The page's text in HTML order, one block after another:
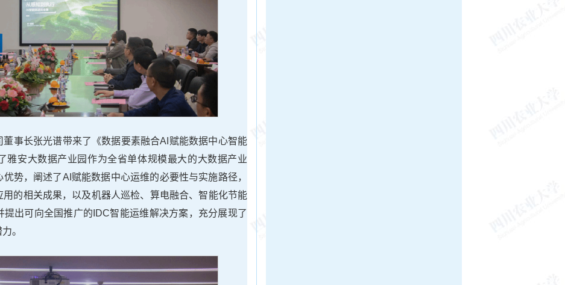
董事长张光谱带来了《数据要素融合AI赋能数据中心智能
雅安大数据产业园作为全省单体规模最大的大数据产业
势，阐述了AI赋能数据中心运维的必要性与实施路径，
的相关成果，以及机器人巡检、算电融合、智能化节能
出可向全国推广的IDC智能运维解决方案，充分展现了
。